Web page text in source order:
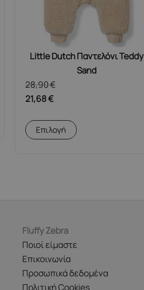
Little Dutch Παντελόνι Teddy
Sand
28,90€
21,68€
Επιλογή
να
στη
Fluffy Zebra
Ποιοί είμαστε
Επικοινωνία
Προσωπικά δεδομένα
Πολιτική Cookies